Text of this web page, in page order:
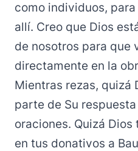
como individuos,
allí. Creo que Dios
de nosotros para que
directamente en la
Mientras rezas, quizá
parte de Su
oraciones. Quizá
en tus donativos a